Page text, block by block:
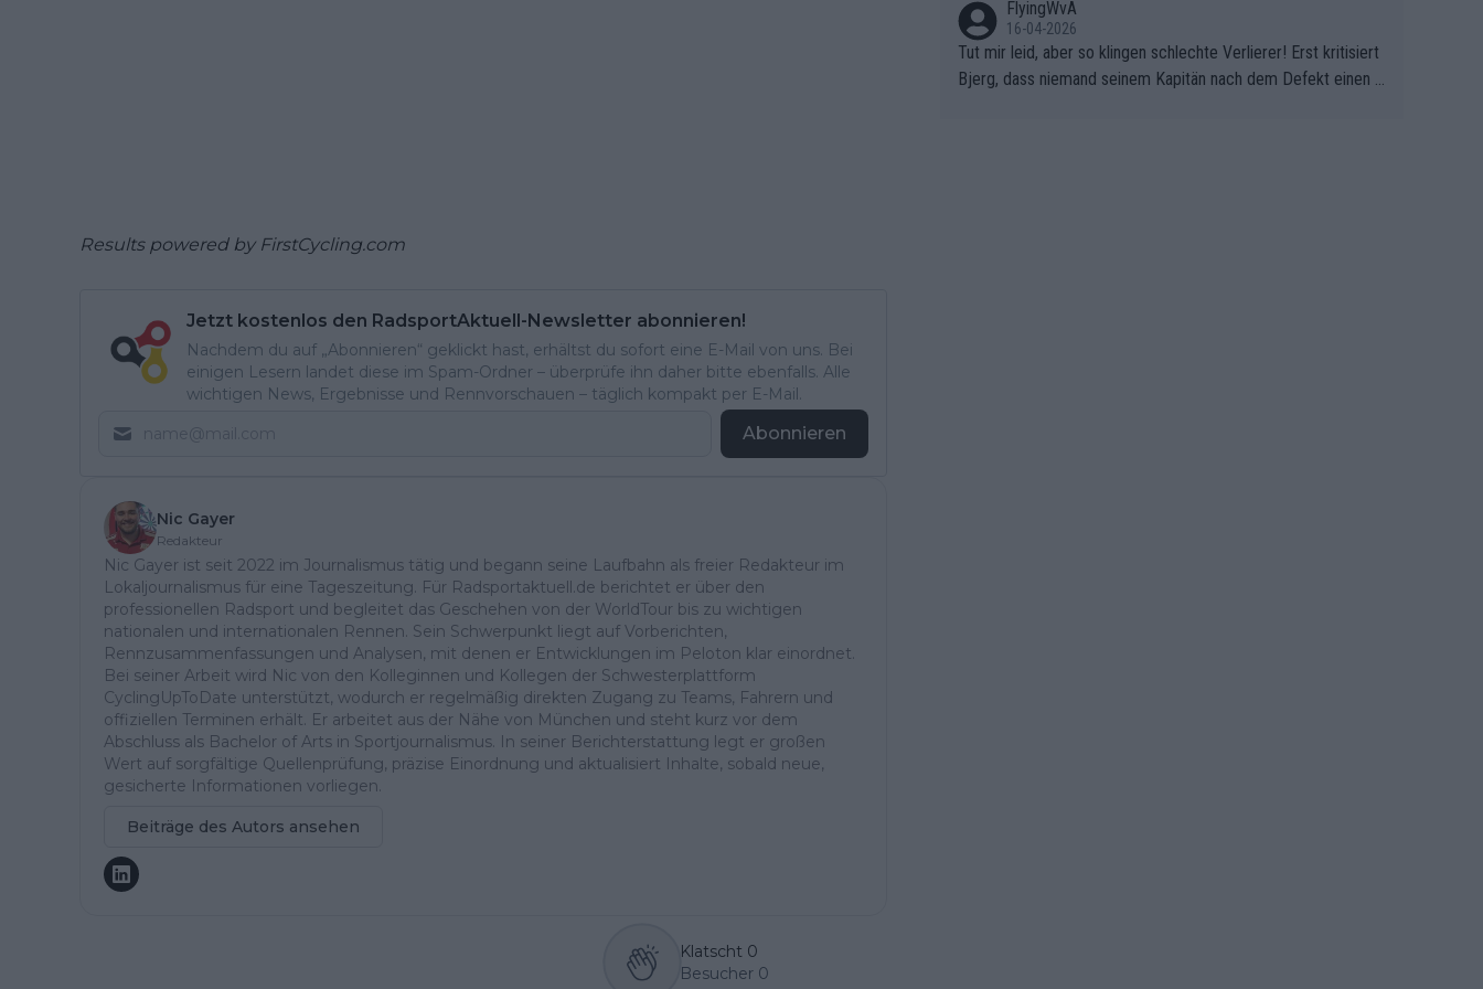
Results powered by FirstCycling.com
Jetzt kostenlos den RadsportAktuell-Newsletter abonnieren!
Nachdem du auf „Abonnieren“ geklickt hast, erhältst du sofort eine E-Mail von uns. Bei
einigen Lesern landet diese im Spam-Ordner – überprüfe ihn daher bitte ebenfalls. Alle
wichtigen News, Ergebnisse und Rennvorschauen – täglich kompakt per E-Mail.
Abonnieren
Nic Gayer
Redakteur
Nic Gayer ist seit 2022 im Journalismus tätig und begann seine Laufbahn als freier Redakteur im
Lokaljournalismus für eine Tageszeitung. Für Radsportaktuell.de berichtet er über den
professionellen Radsport und begleitet das Geschehen von der WorldTour bis zu wichtigen
nationalen und internationalen Rennen. Sein Schwerpunkt liegt auf Vorberichten,
Rennzusammenfassungen und Analysen, mit denen er Entwicklungen im Peloton klar einordnet.
Bei seiner Arbeit wird Nic von den Kolleginnen und Kollegen der Schwesterplattform
CyclingUpToDate unterstützt, wodurch er regelmäßig direkten Zugang zu Teams, Fahrern und
offiziellen Terminen erhält. Er arbeitet aus der Nähe von München und steht kurz vor dem
Abschluss als Bachelor of Arts in Sportjournalismus. In seiner Berichterstattung legt er großen
Wert auf sorgfältige Quellenprüfung, präzise Einordnung und aktualisiert Inhalte, sobald neue,
gesicherte Informationen vorliegen.
Beiträge des Autors ansehen
Klatscht 0
Besucher 0
FlyingWvA
16-04-2026
Tut mir leid, aber so klingen schlechte Verlierer! Erst kritisiert
Bjerg, dass niemand seinem Kapitän nach dem Defekt einen r